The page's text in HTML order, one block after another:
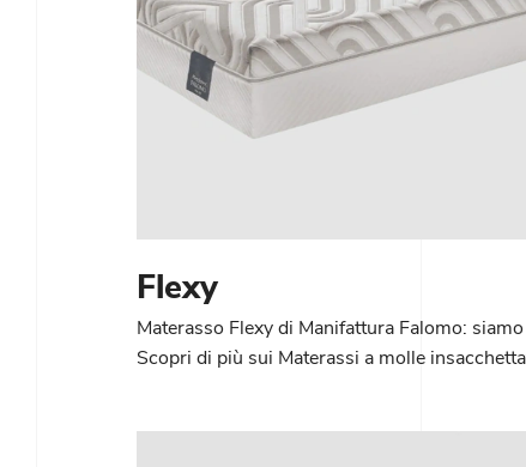
Flexy
Materasso Flexy di Manifattura Falomo:
Scopri di più sui Materassi a molle